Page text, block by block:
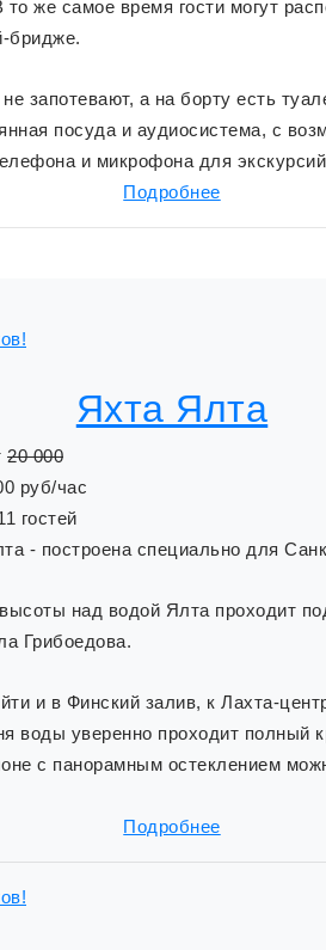
же самое время гости могут
бридже.
запотевают, а на борту есть
посуда и аудиосистема, с
и микрофона для
Подробнее
Яхта Ялта
20 000
руб/час
гостей
- построена специально для
над водой Ялта проходит
Грибоедова.
и в Финский залив, к Лахта-
воды уверенно проходит полный
с панорамным остеклением
Подробнее